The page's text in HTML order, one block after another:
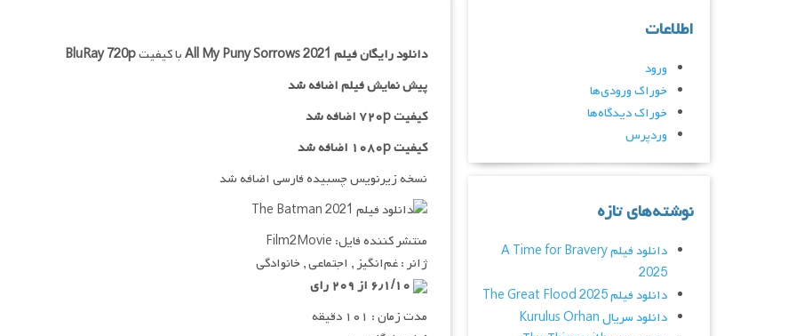
دانلود رایگان فیلم All My Puny Sorrows 2021با کیفیتBluRay 720p
پیش نمایش فیلم اضافه شد
کیفیت ۷۲۰p اضافه شد
کیفیت ۱۰۸۰p اضافه شد
نسخه زیرنویس چسبیده فارسی اضافه شد
منتشر کننده فایل: Film2Movie
ژانر : غم‌انگیز , اجتماعی , خانوادگی
مدت زمان : ۱۰۱ دقیقه
اطلاعات
ورود
خوراک ورودی‌ها
خوراک دیدگاه‌ها
وردپرس
نوشته‌های تازه
دانلود فیلم A Time for Bravery
2025
دانلود فیلم The Great Flood 2025
دانلود سریال Kurulus Orhan